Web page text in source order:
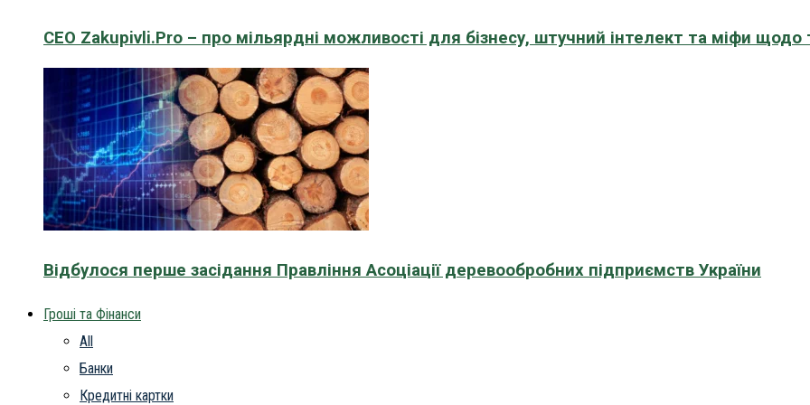
CEO Zakupivli.Pro – про мільярдні можливості для бізнесу, штучний інтелект та міфи щодо
Відбулося перше засідання Правління Асоціації деревообробних підприємств України
Гроші та Фінанси
All
Банки
Кредитні картки